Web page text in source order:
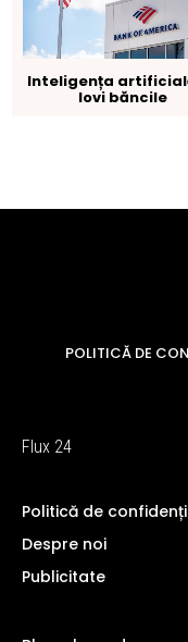
POLITICĂ DE
Flux 24
Politică de
Despre noi
Publicitate